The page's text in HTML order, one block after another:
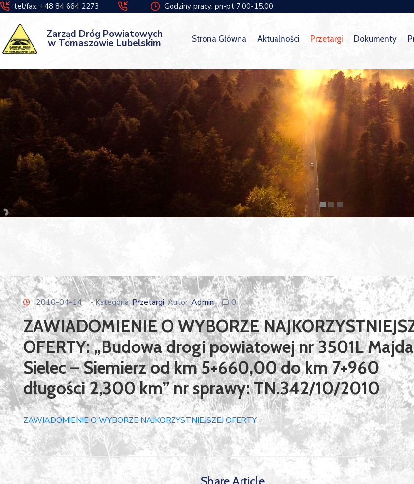
tel/fax: +48 84 664 2273 Godziny pracy: pn-pt 7:00-15.00
Zarząd Dróg Powiatowych
w Tomaszowie Lubelskim Strona Główna Aktualności Przetargi Dokumenty
2010-04-14 - KategoriaPrzetargi AutorAdmin 0
ZAWIADOMIENIE O WYBORZE
OFERTY: „Budowa drogi powiatowej nr 3501L
Sielec – Siemierz od km 5+660,00 do km 7+960
długości 2,300 km” nr sprawy: TN.342/10/2010
ZAWIADOMIENIE O WYBORZE NAJKORZYSTNIEJSZEJ OFERTY
Share Article